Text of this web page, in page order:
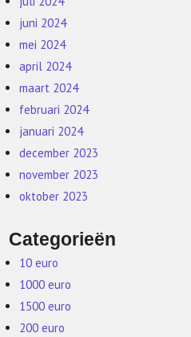
juni 2024
mei 2024
april 2024
maart 2024
februari 2024
januari 2024
december 2023
november 2023
oktober 2023
Categorieën
10 euro
1000 euro
1500 euro
200 euro